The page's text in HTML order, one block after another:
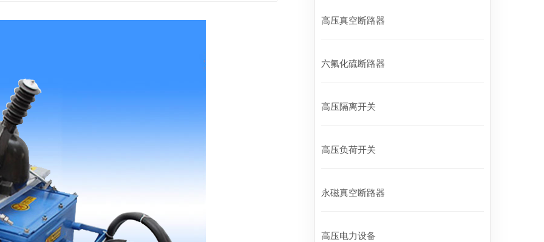
高压真空断路器
六氟化硫断路器
高压隔离开关
高压负荷开关
永磁真空断路器
高压电力设备